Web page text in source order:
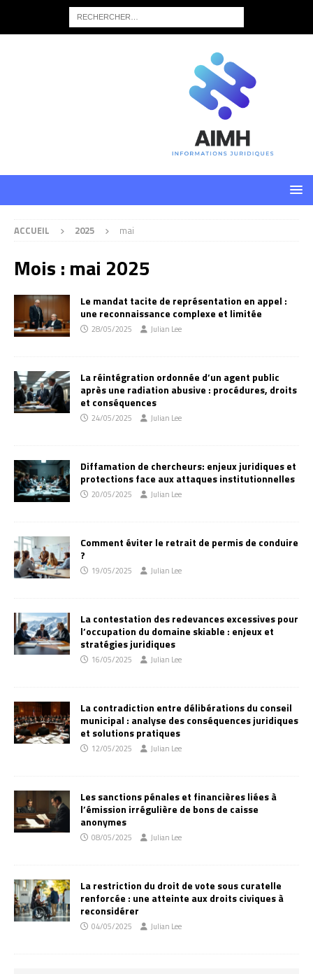
ACCUEIL 2025 mai
Mois : mai 2025
Le mandat tacite de représentation en appel :
une reconnaissance complexe et limitée
28/05/2025 Julian Lee
La réintégration ordonnée d’un agent public
après une radiation abusive : procédures, droits
et conséquences
24/05/2025 Julian Lee
Diffamation de chercheurs: enjeux juridiques et
protections face aux attaques institutionnelles
20/05/2025 Julian Lee
Comment éviter le retrait de permis de conduire
?
19/05/2025 Julian Lee
La contestation des redevances excessives pour
l’occupation du domaine skiable : enjeux et
stratégies juridiques
16/05/2025 Julian Lee
La contradiction entre délibérations du conseil
municipal : analyse des conséquences juridiques
et solutions pratiques
12/05/2025 Julian Lee
Les sanctions pénales et financières liées à
l’émission irrégulière de bons de caisse
anonymes
08/05/2025 Julian Lee
La restriction du droit de vote sous curatelle
renforcée : une atteinte aux droits civiques à
reconsidérer
04/05/2025 Julian Lee